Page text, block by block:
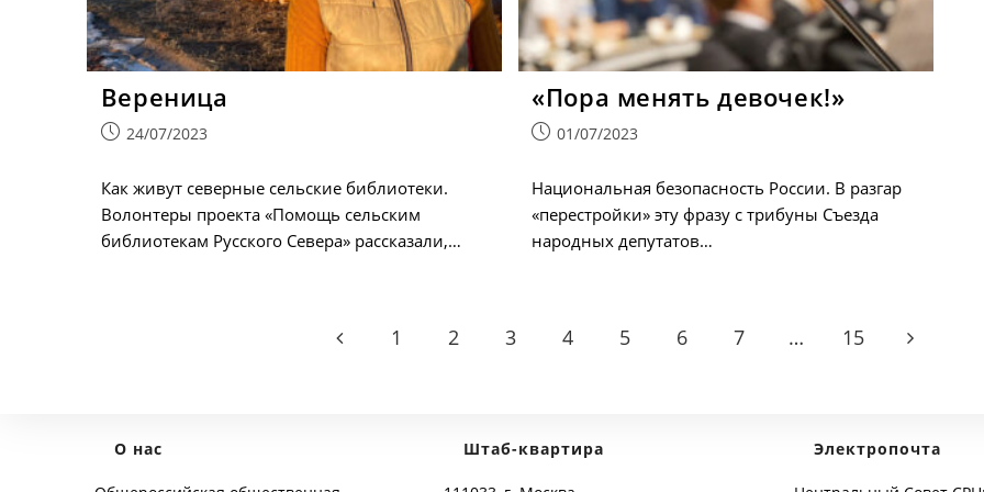
Вереница
Запись24/07/2023
Как живут северные сельские библиотеки.
Волонтеры проекта «Помощь сельским
библиотекам Русского Севера» рассказали,…
«Пора менять девочек!»
Запись01/07/2023
Национальная безопасность России. В разгар
«перестройки» эту фразу с трибуны Съезда
народных депутатов…
Go to the previous page
1 2 3 4 5 6 7 … 15 Go to the
О нас Штаб-квартира Электропочта